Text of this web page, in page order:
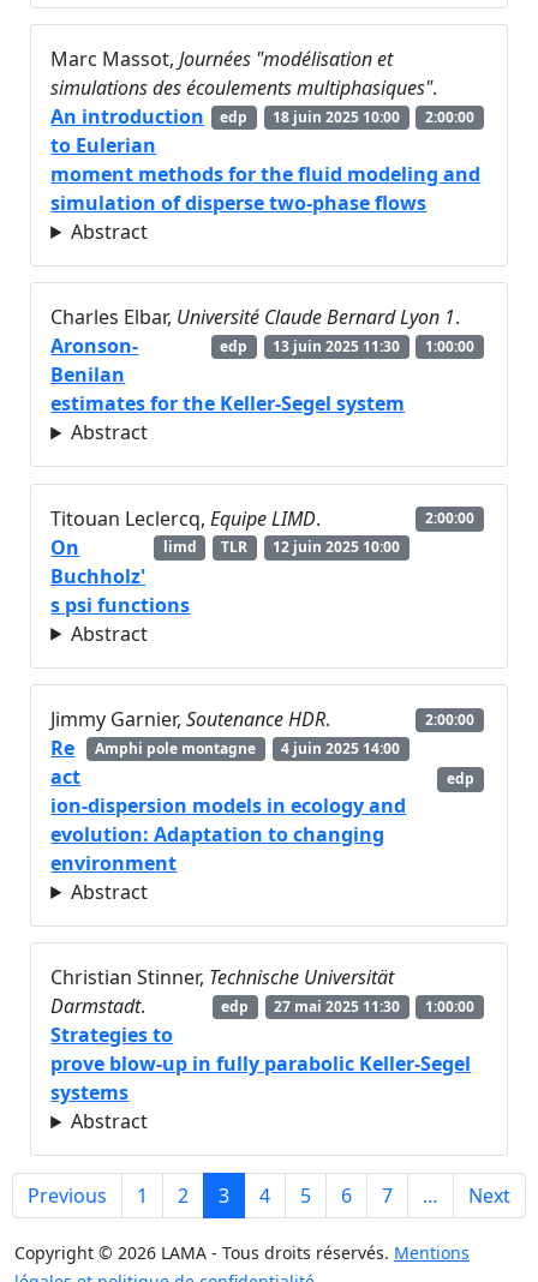
Marc Massot,Journées "modélisation et
simulations des écoulements multiphasiques".
2:00:00
18 juin 2025 10:00
edp
An introduction
to Eulerian
moment methods for the fluid modeling and
simulation of disperse two-phase flows
Abstract
Charles Elbar, Université Claude Bernard Lyon 1.
1:00:00
13 juin 2025 11:30
edp
Aronson-
Benilan
estimates for the Keller-Segel system
Abstract
Titouan Leclercq,Equipe LIMD.
2:00:00
12 juin 2025 10:00
TLR
limd
On
Buchholz'
s psi functions
Abstract
Jimmy Garnier,Soutenance HDR.
2:00:00
4 juin 2025 14:00
Amphi pole montagne
edp
Re
act
ion-dispersion models in ecology and
evolution: Adaptation to changing
environment
Abstract
Christian Stinner, Technische Universität
Darmstadt. 1:00:00
27 mai 2025 11:30
edp
Strategies to
prove blow-up in fully parabolic Keller-Segel
systems
Abstract
Previous 1 2 3 4 5 6 7 … Next
Copyright © 2026 LAMA - Tous droits réservés. Mentions